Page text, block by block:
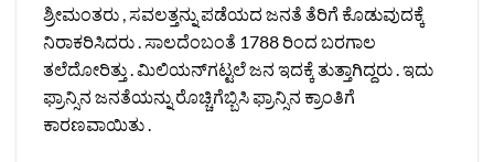
ಶ್ರೀಮಂತರು , ಸವಲತ್ತನ್ನು ಪಡೆಯದ ಜನತೆ ತೆರಿಗೆ ಕೊಡುವುದಕ್ಕೆ
ನಿರಾಕರಿಸಿದರು . ಸಾಲದೆಂಬಂತೆ 1788 ರಿಂದ ಬರಗಾಲ
ತಲೆದೋರಿತ್ತು . ಮಿಲಿಯನ್‌ಗಟ್ಟಲೆ ಜನ ಇದಕ್ಕೆ ತುತ್ತಾಗಿದ್ದರು . ಇದು
ಫ್ರಾನ್ಸಿನ ಜನತೆಯನ್ನು ರೊಚ್ಚಿಗೆಬ್ಬಿಸಿ ಫ್ರಾನ್ಸಿನ ಕ್ರಾಂತಿಗೆ
ಕಾರಣವಾಯಿತು .